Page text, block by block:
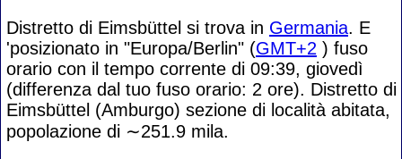
Distretto di Eimsbüttel si trova in Germania. E
'posizionato in "Europa/Berlin" (GMT+2 ) fuso
orario con il tempo corrente di 09:39, giovedì
(differenza dal tuo fuso orario: 2 ore). Distretto di
Eimsbüttel (Amburgo) sezione di località abitata,
popolazione di ∼251.9 mila.